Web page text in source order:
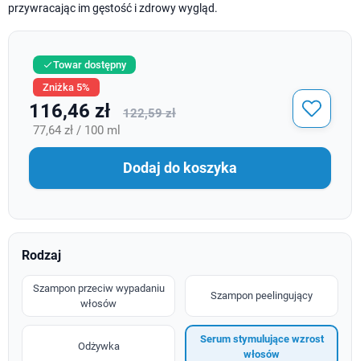
przywracając im gęstość i zdrowy wygląd.
Towar dostępny
Zniżka 5%
116,46 zł
122,59 zł
77,64 zł / 100 ml
Dodaj do koszyka
Rodzaj
Szampon przeciw wypadaniu
włosów
Szampon peelingujący
Odżywka
Serum stymulujące wzrost
włosów